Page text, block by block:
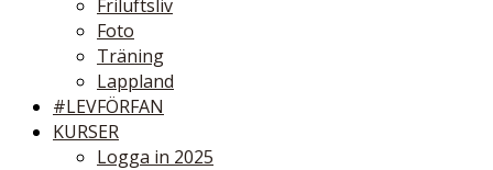
Friluftsliv
Foto
Träning
Lappland
#LEVFÖRFAN
KURSER
Logga in 2025